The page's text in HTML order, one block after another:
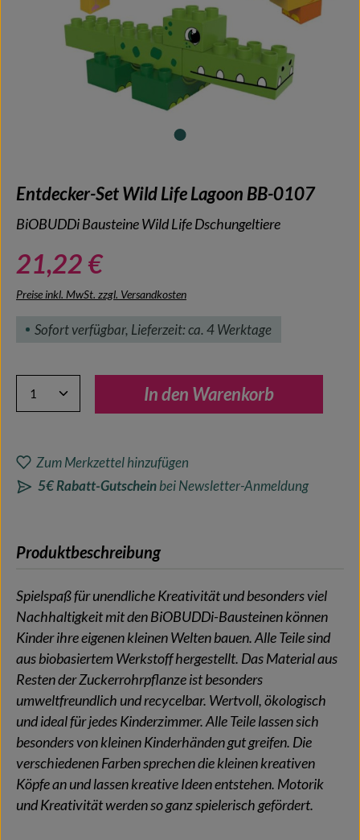
Entdecker-Set Wild Life Lagoon BB-0107
BiOBUDDi Bausteine Wild Life Dschungeltiere
21,22 €
Preise inkl. MwSt. zzgl. Versandkosten
Sofort verfügbar, Lieferzeit: ca. 4 Werktage
Produkt Anzahl: Gib den gewünschten Wert ein oder
In den Warenkorb
Zum Merkzettel hinzufügen
5€ Rabatt-Gutscheinbei Newsletter-Anmeldung
Produktbeschreibung
Spielspaß für unendliche Kreativität und besonders viel
Nachhaltigkeit mit den BiOBUDDi-Bausteinen können
Kinder ihre eigenen kleinen Welten bauen. Alle Teile sind
aus biobasiertem Werkstoff hergestellt. Das Material aus
Resten der Zuckerrohrpflanze ist besonders
umweltfreundlich und recycelbar. Wertvoll, ökologisch
und ideal für jedes Kinderzimmer. Alle Teile lassen sich
besonders von kleinen Kinderhänden gut greifen. Die
verschiedenen Farben sprechen die kleinen kreativen
Köpfe an und lassen kreative Ideen entstehen. Motorik
und Kreativität werden so ganz spielerisch gefördert.